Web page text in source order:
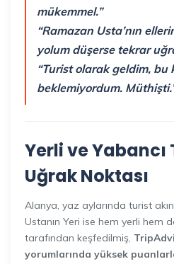
mükemmel.”
“Ramazan Usta’nın
yolum düşerse tekrar
“Turist olarak geldim, bu
beklemiyordum.
Yerli ve
Uğrak Noktası
Alanya, yaz aylarında turist
Ustanın Yeri ise hem yerli hem
tarafından keşfedilmiş,
yorumlarında yüksek